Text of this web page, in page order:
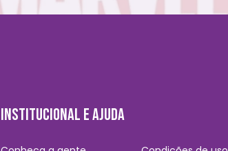
INSTITUCIONAL E AJUDA